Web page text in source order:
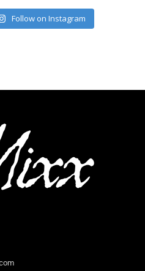
Follow on Instagram